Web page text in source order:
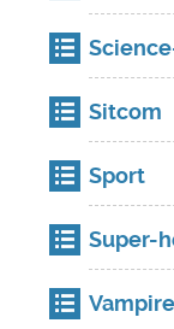
Sitcom
Sport
Super-